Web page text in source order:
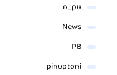
n_pu
News
PB
pinuptoni